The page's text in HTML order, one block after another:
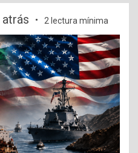
2 lectura mínima